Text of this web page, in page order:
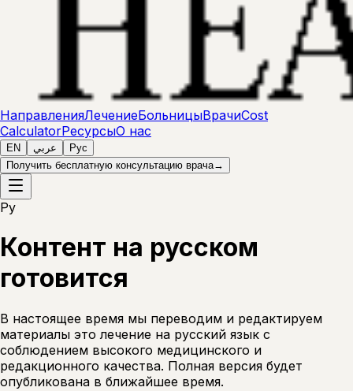
НаправленияЛечениеБольницыВрачиCost
CalculatorРесурсыО нас
EN عربي
Рус
Получить бесплатную консультацию врача→
Ру
Контент на русском
готовится
В настоящее время мы переводим и редактируем
материалы это лечение на русский язык с
соблюдением высокого медицинского и
редакционного качества. Полная версия будет
опубликована в ближайшее время.